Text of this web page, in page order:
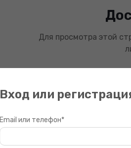
Для просмотра этой
Вход или
Email или телефон*